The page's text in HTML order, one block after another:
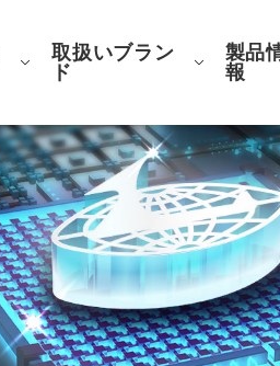
取扱いブラン
ド
製品
報